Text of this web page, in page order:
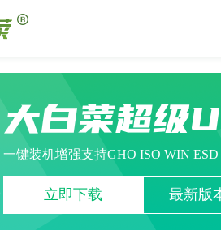
大白菜超级
一键装机增强支持GHO ISO WIN
立即下载 最新版